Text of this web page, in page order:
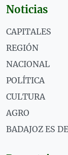
Noticias
CAPITALES
REGIÓN
NACIONAL
POLÍTICA
CULTURA
AGRO
BADAJOZ ES